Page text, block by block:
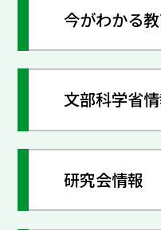
今がわかる
文部科学省
研究会情報